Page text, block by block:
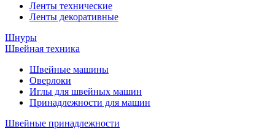
Ленты технические
Ленты декоративные
Шнуры
Швейная техника
Швейные машины
Оверлоки
Иглы для швейных машин
Принадлежности для машин
Швейные принадлежности